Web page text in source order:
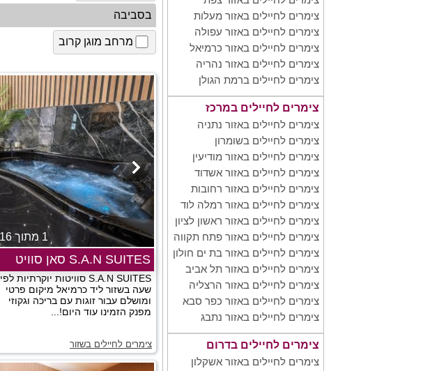
צימרים לחיילים באזור מעלות
צימרים לחיילים באזור עפולה
צימרים לחיילים באזור כרמיאל
צימרים לחיילים באזור נהריה
צימרים לחיילים ברמת הגולן
צימרים לחיילים במרכז
צימרים לחיילים באזור נתניה
צימרים לחיילים בשומרון
צימרים לחיילים באזור מודיעין
צימרים לחיילים באזור אשדוד
צימרים לחיילים באזור רחובות
צימרים לחיילים באזור רמלה לוד
צימרים לחיילים באזור ראשון לציון
צימרים לחיילים באזור פתח תקווה
צימרים לחיילים באזור בת ים חולון
צימרים לחיילים באזור תל אביב
צימרים לחיילים באזור הרצליה
צימרים לחיילים באזור כפר סבא
צימרים לחיילים באזור נתבג
צימרים לחיילים בדרום
צימרים לחיילים באזור אשקלון
בסביבה
מרחב מוגן קרוב
1 מתוך 16
S.A.N SUITES סאן סוויט
S.A.N SUITES סוויטות יוקרתיות לפי
שעה בשזור ליד כרמיאל מיקום פרטי
ומושלם עבור זוגות עם בריכה וגקוזי
מפנק הזמינו עוד היום!...
צימרים לחיילים בשזור